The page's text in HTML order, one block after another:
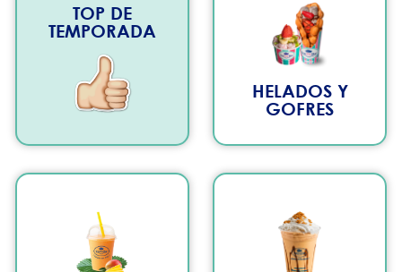
TOP DE
TEMPORADA
HELADOS Y
GOFRES